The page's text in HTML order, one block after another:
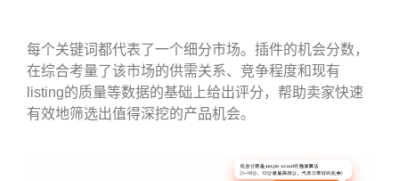
每个关键词都代表了一个细分市场。插件的机会分数，
在综合考量了该市场的供需关系、竞争程度和现有
listing的质量等数据的基础上给出评分，帮助卖家快速
有效地筛选出值得深挖的产品机会。